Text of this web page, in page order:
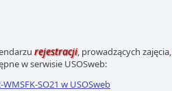
rejestracji, prowadzących zajęcia,
w serwisie USOSweb:
SO21 w USOSweb